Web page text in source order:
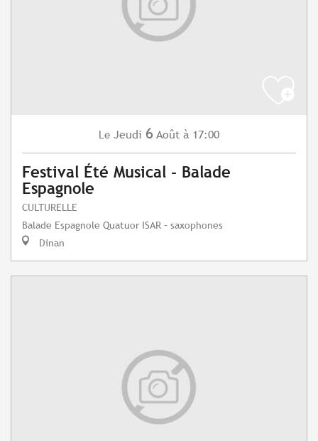
Le Jeudi 6 Août à 17:00
Festival Été Musical - Balade
Espagnole
CULTURELLE
Balade Espagnole Quatuor ISAR – saxophones
Dinan